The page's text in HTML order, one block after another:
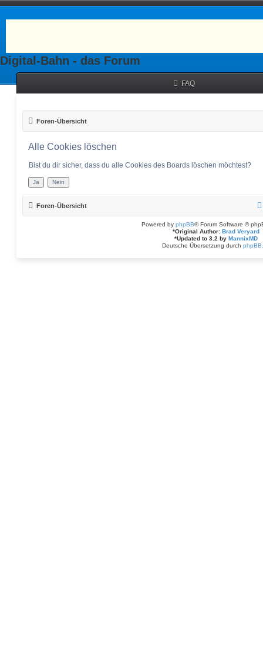
Digital-Bahn - das Forum
FAQ
Foren-Übersicht
Alle Cookies löschen
Bist du dir sicher, dass du alle Cookies des Boards löschen möchtest?
Foren-Übersicht
Powered by phpBB® Forum Software ©
*Original Author: Brad Veryard
*Updated to 3.2 by MannixMD
Deutsche Übersetzung durch